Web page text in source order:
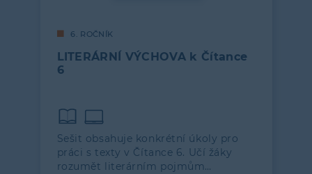
6. ROČNÍK
LITERÁRNÍ VÝCHOVA k Čítance
6
Sešit obsahuje konkrétní úkoly pro
práci s texty v Čítance 6. Učí žáky
rozumět literárním pojmům…